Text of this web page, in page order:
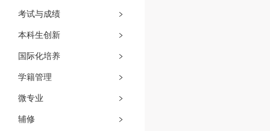
考试与成绩
本科生创新
国际化培养
学籍管理
微专业
辅修